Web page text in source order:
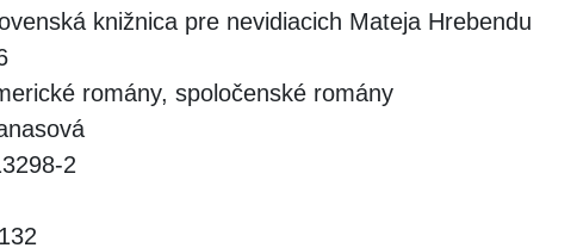
knižnica pre nevidiacich Mateja Hrebendu
romány, spoločenské romány
2
132